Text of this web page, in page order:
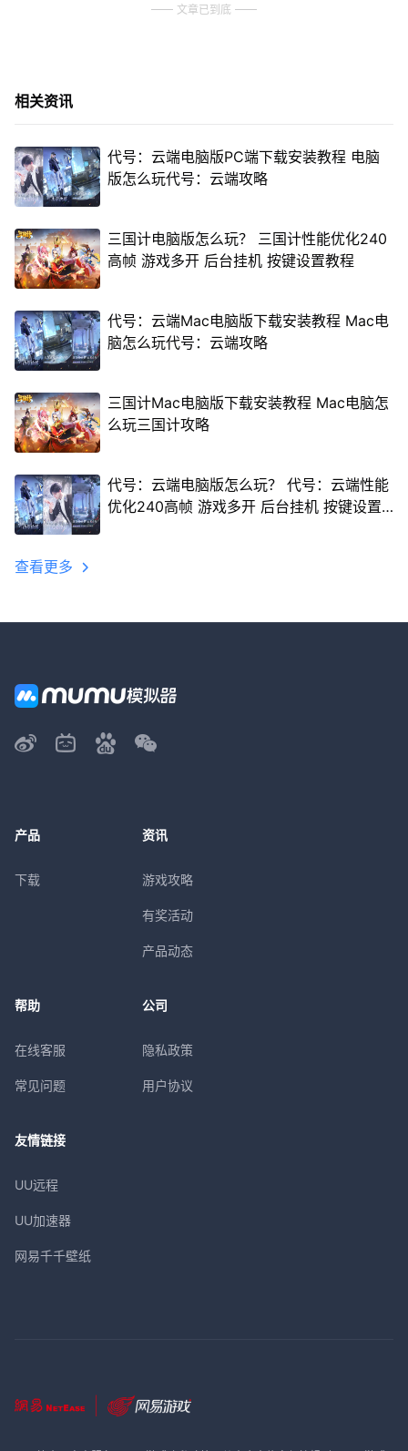
文章已到底
相关资讯
代号：云端电脑版PC端下载安装教程 电脑
版怎么玩代号：云端攻略
三国计电脑版怎么玩？ 三国计性能优化240
高帧 游戏多开 后台挂机 按键设置教程
代号：云端Mac电脑版下载安装教程 Mac电
脑怎么玩代号：云端攻略
三国计Mac电脑版下载安装教程 Mac电脑怎
么玩三国计攻略
代号：云端电脑版怎么玩？ 代号：云端性能
优化240高帧 游戏多开 后台挂机 按键设置
查看更多
产品
下载
资讯
游戏攻略
有奖活动
产品动态
帮助
在线客服
常见问题
公司
隐私政策
用户协议
友情链接
UU远程
UU加速器
网易千千壁纸